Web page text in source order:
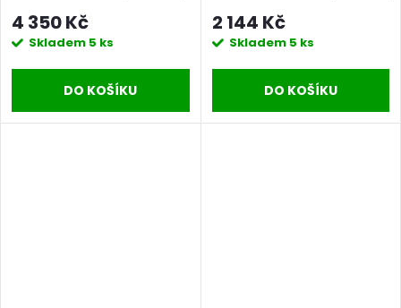
4 350 Kč
Skladem 5 ks
DO KOŠÍKU
2 144 Kč
Skladem 5 ks
DO KOŠÍKU